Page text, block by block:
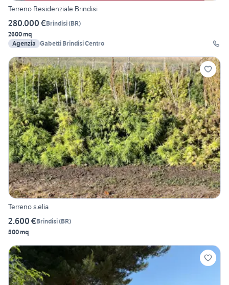
Terreno Residenziale Brindisi
280.000 €Brindisi(BR)
2600 mq
Agenzia Gabetti Brindisi Centro
Terreno s.elia
2.600 €Brindisi(BR)
500 mq